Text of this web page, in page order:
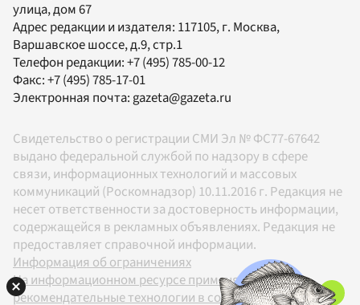
улица, дом 67
Адрес редакции и издателя: 117105, г. Москва,
Варшавское шоссе, д.9, стр.1
Телефон редакции:+7 (495) 785-00-12
Факс:+7 (495) 785-17-01
Электронная почта:gazeta@gazeta.ru
Свидетельство о регистрации СМИ Эл № ФС77-67642
выдано федеральной службой по надзору в сфере
связи, информационных технологий и массовых
коммуникаций (Роскомнадзор) 10.11.2016 г. Редакция не
несет ответственности за достоверность информации,
содержащейся в рекламных объявлениях. Редакция не
предоставляет справочной информации.
Информация об ограничениях
На информационном ресурсе применяются
рекомендательные технологии в соответствии с